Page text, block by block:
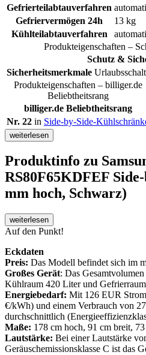
Gefrierteilabtauverfahren
Gefriervermögen 24h
13 kg
Kühlteilabtauverfahren
Produkteigenschaften –
Schutz &
Sicherheitsmerkmale
Produkteigenschaften – billiger.de
Beliebtheitsrang
billiger.de Beliebtheitsrang
Nr. 22 in Side-by-Side-
weiterlesen
Produktinfo zu
RS80F65KDFEF
mm hoch, Schwarz)
weiterlesen
Auf den Punkt!
Eckdaten
Preis: Das Modell befindet sich im
Großes Gerät: Das
Kühlraum 420 Liter und
Energiebedarf: Mit 126 EUR
€/kWh) und einem Verbrauch von
durchschnittlich
Maße: 178 cm hoch, 91 cm breit,
Lautstärke: Bei einer Lautstärke
Geräuschemissionsklasse C ist das